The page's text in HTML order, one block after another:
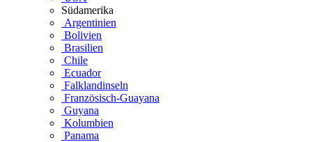
Südamerika
Argentinien
Bolivien
Brasilien
Chile
Ecuador
Falklandinseln
Französisch-Guayana
Guyana
Kolumbien
Panama